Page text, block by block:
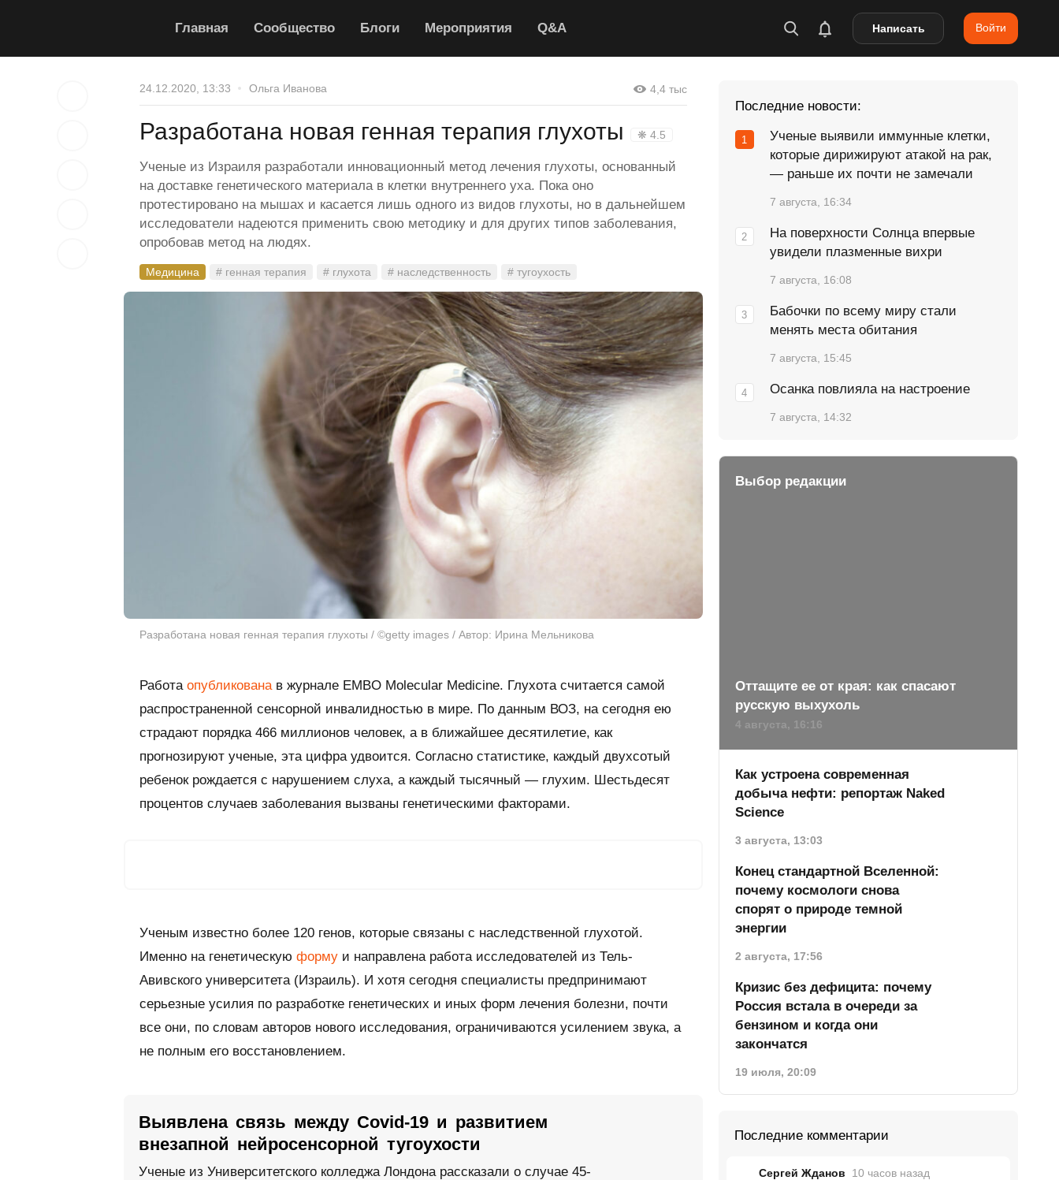
Главная Сообщество Блоги Мероприятия Q&A Написать Войти
24.12.2020, 13:33 Ольга Иванова 4,4 тыс
Разработана новая генная терапия глухоты ❋ 4.5
Ученые из Израиля разработали инновационный метод лечения глухоты, основанный
на доставке генетического материала в клетки внутреннего уха. Пока оно
протестировано на мышах и касается лишь одного из видов глухоты, но в дальнейшем
исследователи надеются применить свою методику и для других типов заболевания,
опробовав метод на людях.
Медицина # генная терапия # глухота # наследственность # тугоухость
Разработана новая генная терапия глухоты / ©getty images / Автор: Ирина Мельникова
Работа опубликована в журнале EMBO Molecular Medicine. Глухота считается самой
распространенной сенсорной инвалидностью в мире. По данным ВОЗ, на сегодня ею
страдают порядка 466 миллионов человек, а в ближайшее десятилетие, как
прогнозируют ученые, эта цифра удвоится. Согласно статистике, каждый двухсотый
ребенок рождается с нарушением слуха, а каждый тысячный — глухим. Шестьдесят
процентов случаев заболевания вызваны генетическими факторами.
Ученым известно более 120 генов, которые связаны с наследственной глухотой.
Именно на генетическую форму и направлена работа исследователей из Тель-
Авивского университета (Израиль). И хотя сегодня специалисты предпринимают
серьезные усилия по разработке генетических и иных форм лечения болезни, почти
все они, по словам авторов нового исследования, ограничиваются усилением звука, а
не полным его восстановлением.
Выявлена связь между Covid-19 и развитием
внезапной нейросенсорной тугоухости
Ученые из Университетского колледжа Лондона рассказали о случае 45-
Последние новости:
Ученые выявили иммунные клетки,
которые дирижируют атакой на рак,
— раньше их почти не замечали
7 августа, 16:34
На поверхности Солнца впервые
увидели плазменные вихри
7 августа, 16:08
Бабочки по всему миру стали
менять места обитания
7 августа, 15:45
Осанка повлияла на настроение
7 августа, 14:32
Выбор редакции
Оттащите ее от края: как спасают
русскую выхухоль
4 августа, 16:16
Как устроена современная
добыча нефти: репортаж Naked
Science
3 августа, 13:03
Конец стандартной Вселенной:
почему космологи снова
спорят о природе темной
энергии
2 августа, 17:56
Кризис без дефицита: почему
Россия встала в очереди за
бензином и когда они
закончатся
19 июля, 20:09
Последние комментарии
Сергей Жданов 10 часов назад